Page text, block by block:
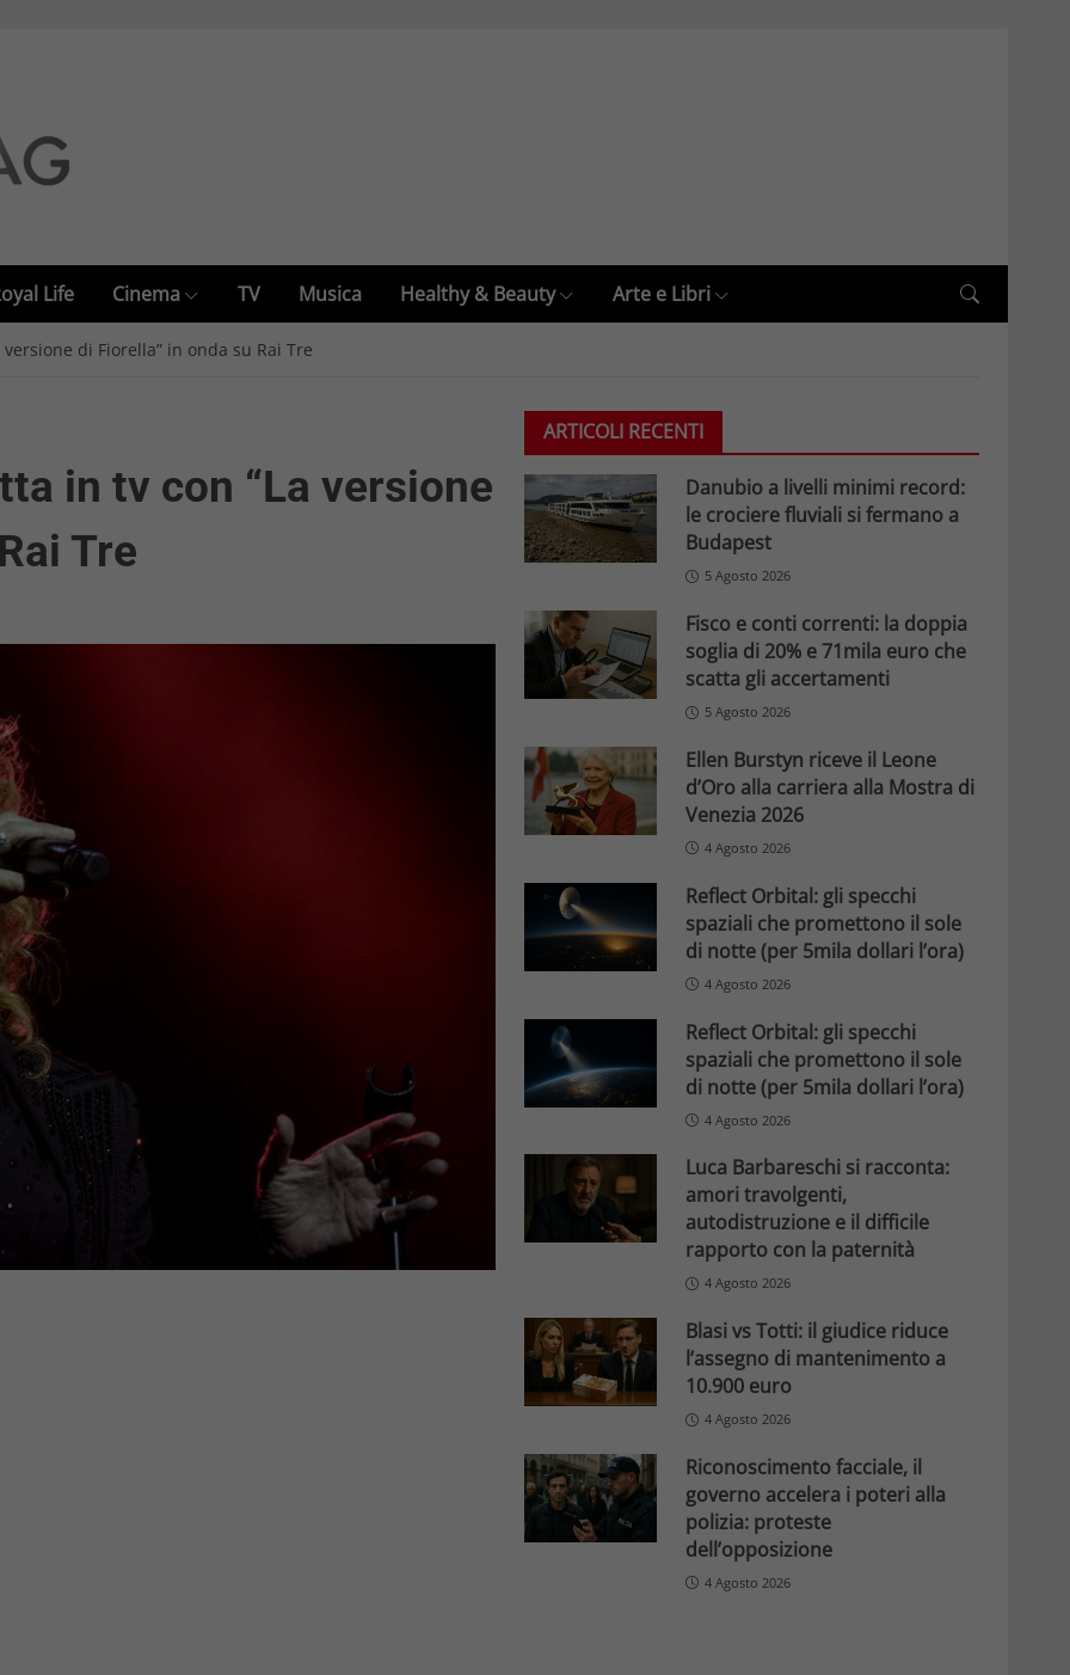
Life Cinema TV Musica Healthy & Beauty Arte e Libri
di Fiorella” in onda su Rai Tre
in tv con “La versione
Tre
ARTICOLI RECENTI
Danubio a livelli minimi record:
le crociere fluviali si fermano a
Budapest
5 Agosto 2026
Fisco e conti correnti: la doppia
soglia di 20% e 71mila euro che
scatta gli accertamenti
5 Agosto 2026
Ellen Burstyn riceve il Leone
d’Oro alla carriera alla Mostra di
Venezia 2026
4 Agosto 2026
Reflect Orbital: gli specchi
spaziali che promettono il sole
di notte (per 5mila dollari l’ora)
4 Agosto 2026
Reflect Orbital: gli specchi
spaziali che promettono il sole
di notte (per 5mila dollari l’ora)
4 Agosto 2026
Luca Barbareschi si racconta:
amori travolgenti,
autodistruzione e il difficile
rapporto con la paternità
4 Agosto 2026
Blasi vs Totti: il giudice riduce
l’assegno di mantenimento a
10.900 euro
4 Agosto 2026
Riconoscimento facciale, il
governo accelera i poteri alla
polizia: proteste
dell’opposizione
4 Agosto 2026